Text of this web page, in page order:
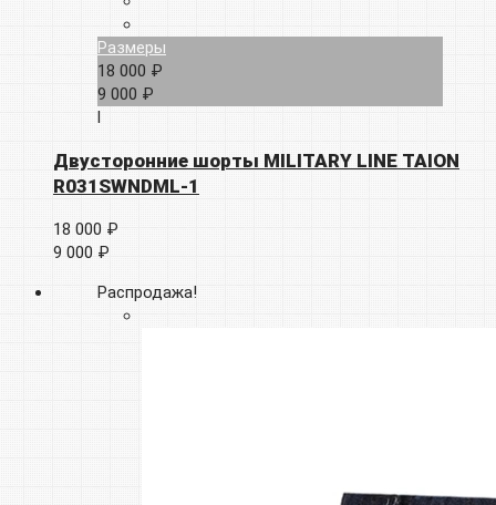
Размеры
18 000 ₽
9 000 ₽
l
Двусторонние шорты MILITARY LINE TAION
R031SWNDML-1
18 000 ₽
9 000 ₽
Распродажа!